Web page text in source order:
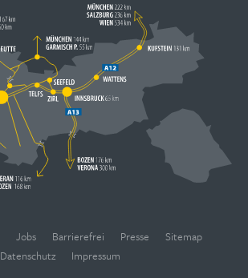
Jobs Barrierefrei Presse
Sitemap
Datenschutz
Impressum